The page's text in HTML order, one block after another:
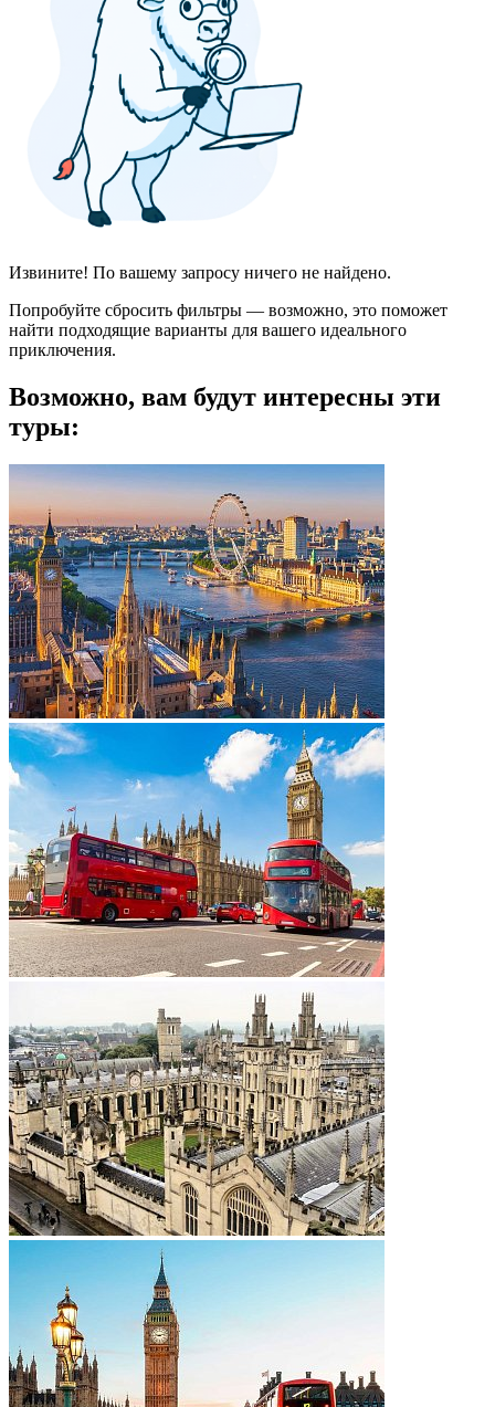
Извините! По вашему запросу ничего не найдено.
Попробуйте сбросить фильтры — возможно, это поможет
найти подходящие варианты для вашего идеального
приключения.
Возможно, вам будут интересны эти
туры: